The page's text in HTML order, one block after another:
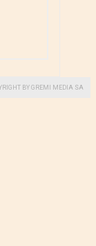
BY GREMI MEDIA SA